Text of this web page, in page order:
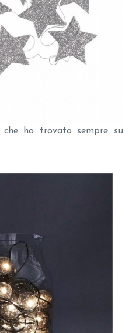
che ho trovato sempre su